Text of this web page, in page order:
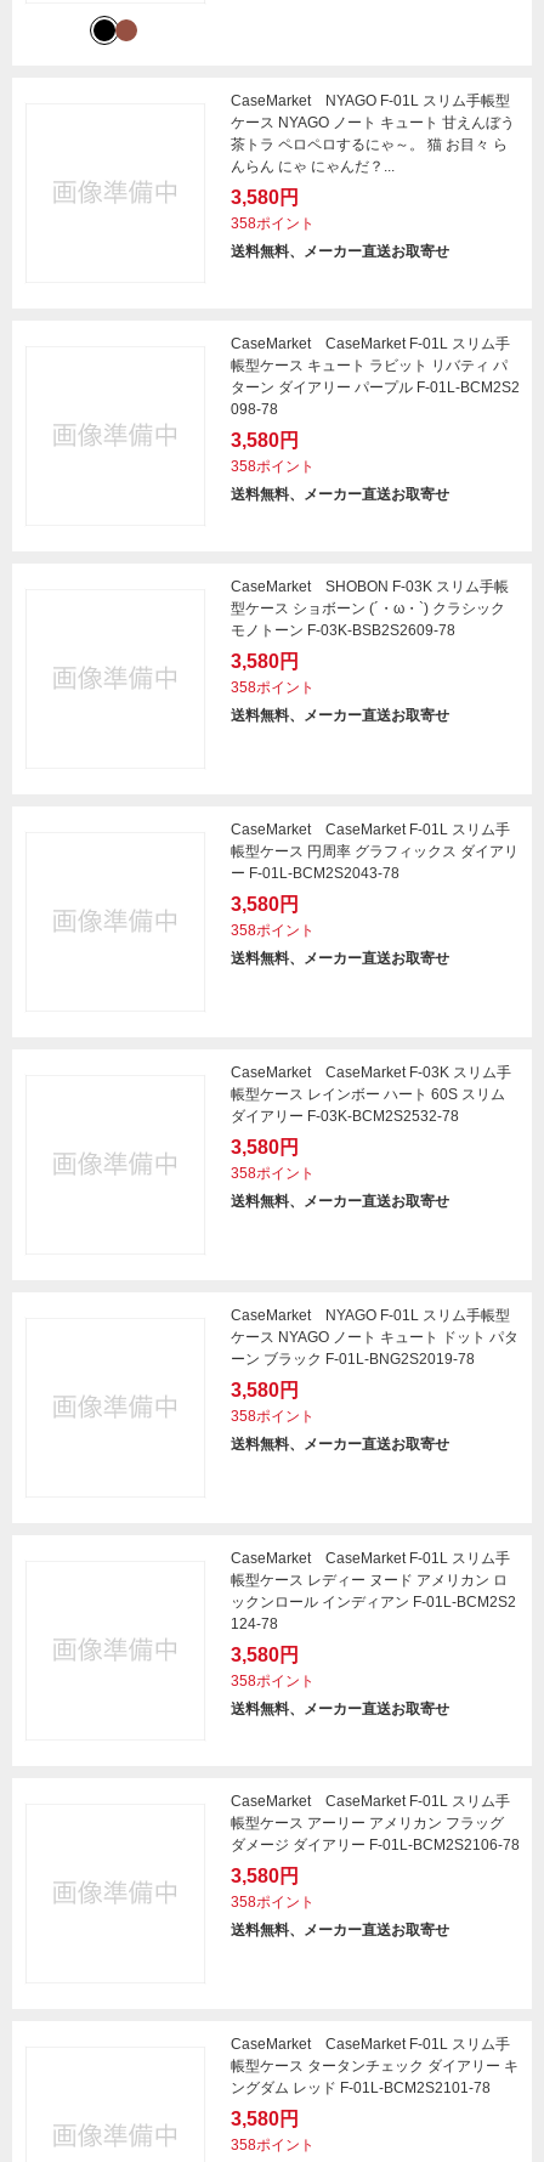
CaseMarket NYAGO F-01L スリム手帳型
ケース NYAGO ノート キュート 甘えんぼう
茶トラ ペロペロするにゃ～。 猫 お目々 ら
んらん にゃ にゃんだ？...
3,580円
358ポイント
送料無料、メーカー直送お取寄せ
CaseMarket CaseMarket F-01L スリム手
帳型ケース キュート ラビット リバティ パ
ターン ダイアリー パープル F-01L-BCM2S2
098-78
3,580円
358ポイント
送料無料、メーカー直送お取寄せ
CaseMarket SHOBON F-03K スリム手帳
型ケース ショボーン (´・ω・`) クラシック
モノトーン F-03K-BSB2S2609-78
3,580円
358ポイント
送料無料、メーカー直送お取寄せ
CaseMarket CaseMarket F-01L スリム手
帳型ケース 円周率 グラフィックス ダイアリ
ー F-01L-BCM2S2043-78
3,580円
358ポイント
送料無料、メーカー直送お取寄せ
CaseMarket CaseMarket F-03K スリム手
帳型ケース レインボー ハート 60S スリム
ダイアリー F-03K-BCM2S2532-78
3,580円
358ポイント
送料無料、メーカー直送お取寄せ
CaseMarket NYAGO F-01L スリム手帳型
ケース NYAGO ノート キュート ドット パタ
ーン ブラック F-01L-BNG2S2019-78
3,580円
358ポイント
送料無料、メーカー直送お取寄せ
CaseMarket CaseMarket F-01L スリム手
帳型ケース レディー ヌード アメリカン ロ
ックンロール インディアン F-01L-BCM2S2
124-78
3,580円
358ポイント
送料無料、メーカー直送お取寄せ
CaseMarket CaseMarket F-01L スリム手
帳型ケース アーリー アメリカン フラッグ
ダメージ ダイアリー F-01L-BCM2S2106-78
3,580円
358ポイント
送料無料、メーカー直送お取寄せ
CaseMarket CaseMarket F-01L スリム手
帳型ケース タータンチェック ダイアリー キ
ングダム レッド F-01L-BCM2S2101-78
3,580円
358ポイント